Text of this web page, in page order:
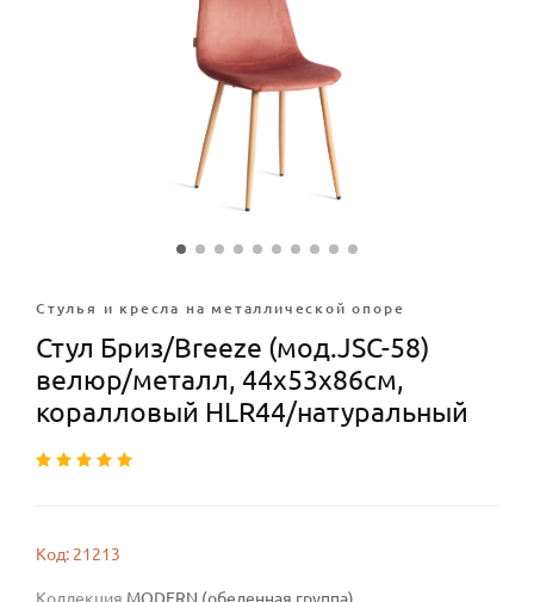
Стулья и кресла на металлической опоре
Стул Бриз/Breeze (мод.JSC-58)
велюр/металл, 44х53х86см,
коралловый HLR44/натуральный
Код: 21213